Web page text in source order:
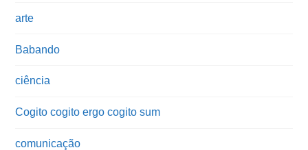
arte
Babando
ciência
Cogito cogito ergo cogito sum
comunicação